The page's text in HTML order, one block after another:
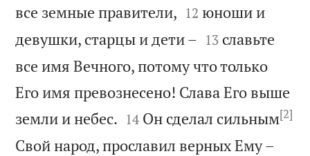
все земные правители, 

12 юноши и
девушки, старцы и дети – 

13 славьте
все имя Вечного, потому что только
Его имя превознесено! Слава Его выше
земли и небес. 

14 Он сделал сильным[2]
Свой народ, прославил верных Ему –